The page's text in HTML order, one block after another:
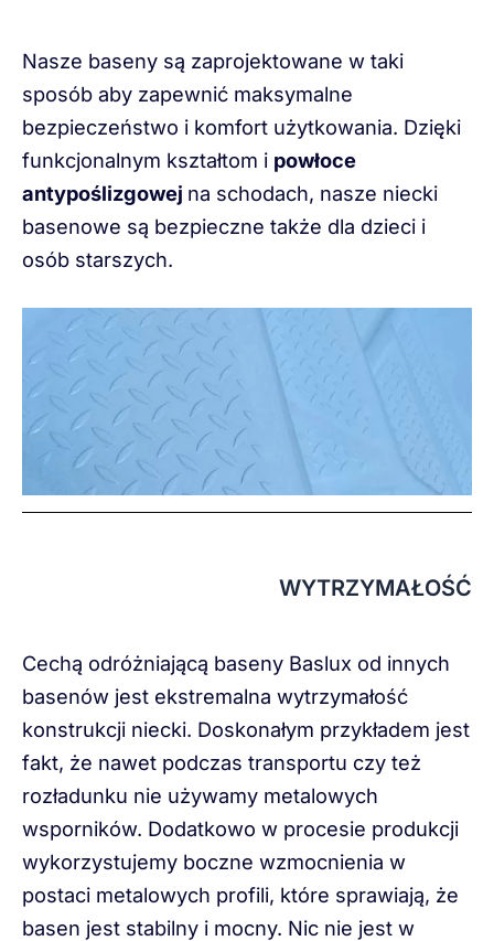
Nasze baseny są zaprojektowane w taki
sposób aby zapewnić maksymalne
bezpieczeństwo i komfort użytkowania. Dzięki
funkcjonalnym kształtom i powłoce
antypoślizgowej na schodach, nasze niecki
basenowe są bezpieczne także dla dzieci i
osób starszych.
WYTRZYMAŁOŚĆ
Cechą odróżniającą baseny Baslux od innych
basenów jest ekstremalna wytrzymałość
konstrukcji niecki. Doskonałym przykładem jest
fakt, że nawet podczas transportu czy też
rozładunku nie używamy metalowych
wsporników. Dodatkowo w procesie produkcji
wykorzystujemy boczne wzmocnienia w
postaci metalowych profili, które sprawiają, że
basen jest stabilny i mocny. Nic nie jest w